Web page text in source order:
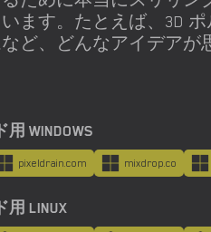
ます。たとえば、3D
ど、どんなアイデアが
WINDOWS
pixeldrain.com mixdrop.co
LINUX